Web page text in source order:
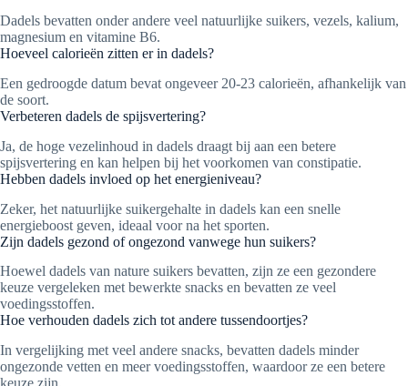
Dadels bevatten onder andere veel natuurlijke suikers, vezels, kalium,
magnesium en vitamine B6.
Hoeveel calorieën zitten er in dadels?
Een gedroogde datum bevat ongeveer 20-23 calorieën, afhankelijk van
de soort.
Verbeteren dadels de spijsvertering?
Ja, de hoge vezelinhoud in dadels draagt bij aan een betere
spijsvertering en kan helpen bij het voorkomen van constipatie.
Hebben dadels invloed op het energieniveau?
Zeker, het natuurlijke suikergehalte in dadels kan een snelle
energieboost geven, ideaal voor na het sporten.
Zijn dadels gezond of ongezond vanwege hun suikers?
Hoewel dadels van nature suikers bevatten, zijn ze een gezondere
keuze vergeleken met bewerkte snacks en bevatten ze veel
voedingsstoffen.
Hoe verhouden dadels zich tot andere tussendoortjes?
In vergelijking met veel andere snacks, bevatten dadels minder
ongezonde vetten en meer voedingsstoffen, waardoor ze een betere